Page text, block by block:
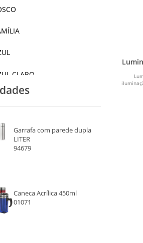
CLARO
ESCURO
Garrafa com parede dupla
LITER
94679
Caneca Acrílica 450ml
01071